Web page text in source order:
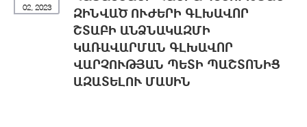
02, 2023
ԶԻՆՎԱԾ ՈՒԺԵՐԻ ԳԼԽԱՎՈՐ
ՇՏԱԲԻ ԱՆՁՆԱԿԱԶՄԻ
ԿԱՌԱՎԱՐՄԱՆ ԳԼԽԱՎՈՐ
ՎԱՐՉՈՒԹՅԱՆ ՊԵՏԻ ՊԱՇՏՈՆԻՑ
ԱԶԱՏԵԼՈՒ ՄԱՍԻՆ